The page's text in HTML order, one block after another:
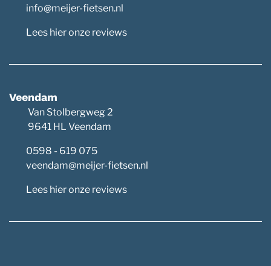
info@meijer-fietsen.nl
Lees hier onze reviews
Veendam
Van Stolbergweg 2
9641 HL Veendam
0598 - 619 075
veendam@meijer-fietsen.nl
Lees hier onze reviews